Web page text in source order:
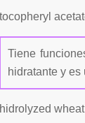
tocopheryl
Tiene
hidratante y es
hidrolyzed